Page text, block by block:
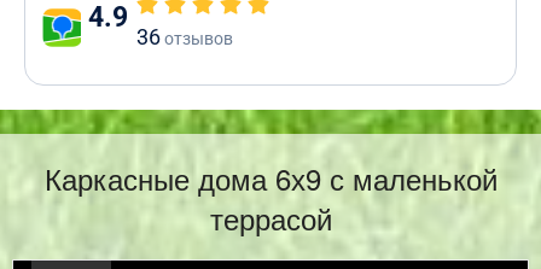
4.9
36отзывов
Каркасные дома 6х9 с маленькой
террасой